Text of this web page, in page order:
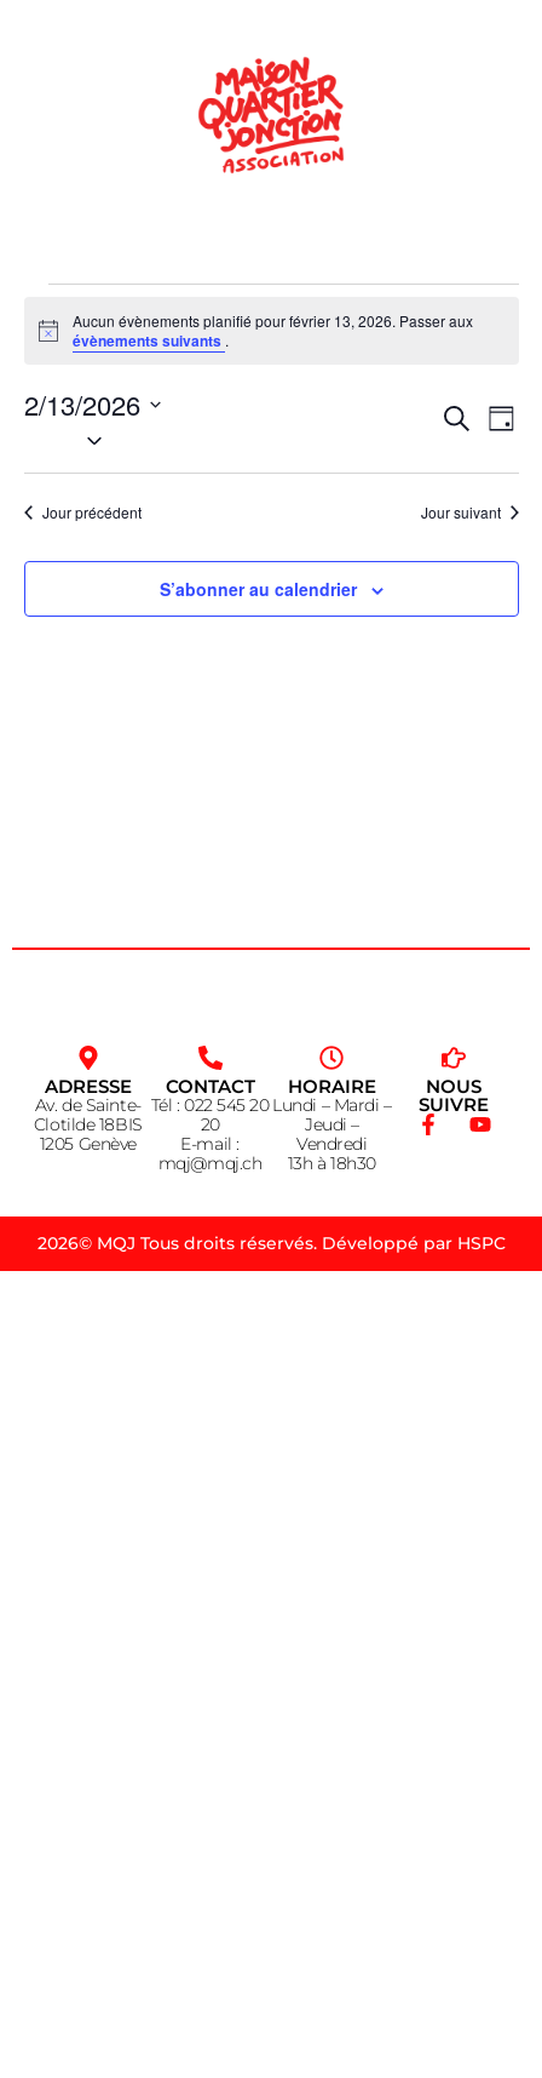
Notice
Aucun évènements planifié pour février 13, 2026. Passer aux
évènements suivants .
et
de
vues
Recherche
Jour
2/13/2026
Sélectionnez
date.
Jour précédent Jour suivant
S’abonner au calendrier
ADRESSE
Av. de Sainte-
Clotilde 18BIS
1205 Genève
CONTACT
Tél : 022 545 20
20
E-mail :
mqj@mqj.ch
HORAIRE
Lundi – Mardi –
Jeudi –
Vendredi
13h à 18h30
NOUS
SUIVRE
2026© MQJ Tous droits réservés. Développé par HSPC